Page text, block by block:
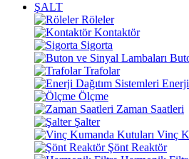
ŞALT
Röleler
Kontaktör
Sigorta
Trafolar
Ölçme
Zaman Saatleri
Şalter
Vinç
Şönt Reaktör